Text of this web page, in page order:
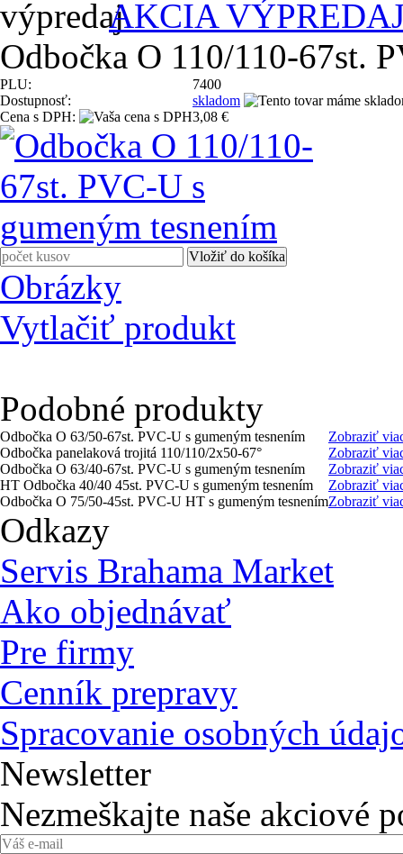
AKCIA
Odbočka O 110/110-67st.
PLU:
7400
Dostupnosť:
skladom
Cena s DPH:
3,08 €
Obrázky
Vytlačiť produkt
Podobné produkty
Odbočka O 63/50-67st. PVC-U s gumeným tesnením
Zobraziť
Odbočka panelaková trojitá 110/110/2x50-67°
Zobraziť
Odbočka O 63/40-67st. PVC-U s gumeným tesnením
Zobraziť
HT Odbočka 40/40 45st. PVC-U s gumeným tesnením
Zobraziť
Odbočka O 75/50-45st. PVC-U HT s gumeným tesnenímZobraziť
Odkazy
Servis Brahama Market
Ako objednávať
Pre firmy
Cenník prepravy
Spracovanie osobných
Newsletter
Nezmeškajte naše akciové